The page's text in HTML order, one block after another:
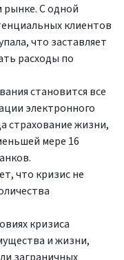
рынке. С одной
клиентов
что заставляет
расходы по
становится все
электронного
страхование жизни,
мере 16
что кризис не
кризиса
и жизни,